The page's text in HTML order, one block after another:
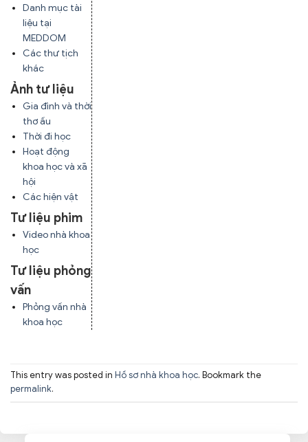
Danh mục tài
liệu tại
MEDDOM
Các thư tịch
khác
Ảnh tư liệu
Gia đình và thời
thơ ấu
Thời đi học
Hoạt động
khoa học và xã
hội
Các hiện vật
Tư liệu phim
Video nhà khoa
học
Tư liệu phỏng
vấn
Phỏng vấn nhà
khoa học
This entry was posted in Hồ sơ nhà khoa học. Bookmark the
permalink.